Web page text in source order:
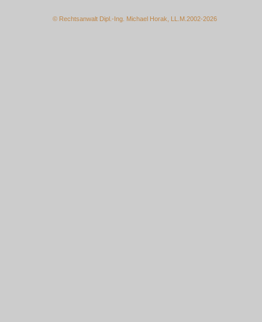
© Rechtsanwalt Dipl.-Ing. Michael Horak, LL.M.2002-2026